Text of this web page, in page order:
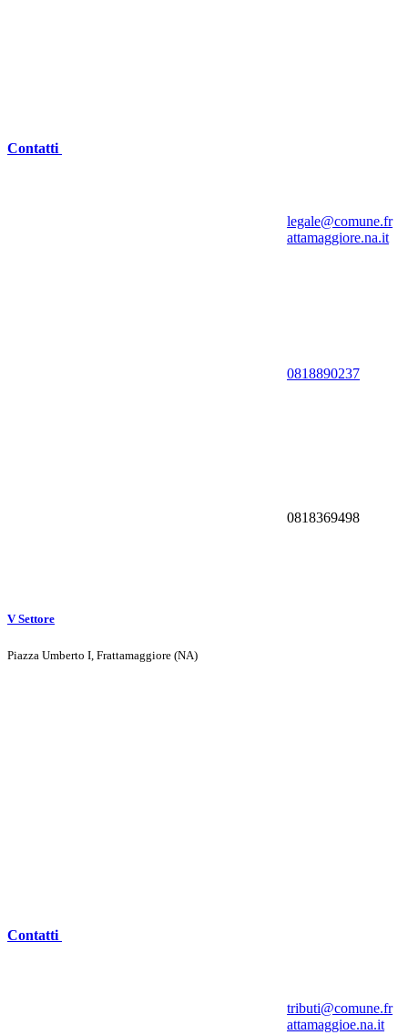
Contatti
legale@comune.fr
attamaggiore.na.it
0818890237
0818369498
V Settore
Piazza Umberto I, Frattamaggiore (NA)
Contatti
tributi@comune.fr
attamaggioe.na.it